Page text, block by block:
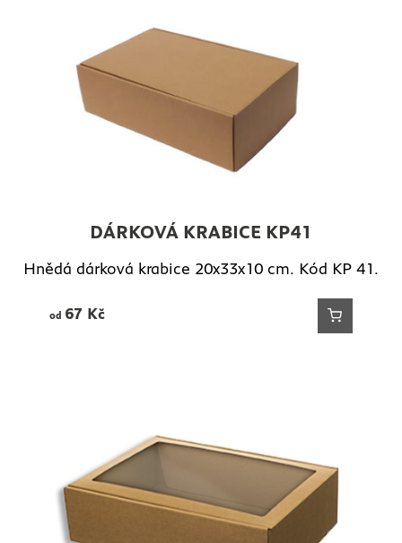
DÁRKOVÁ KRABICE KP41
Hnědá dárková krabice 20x33x10 cm. Kód KP 41.
od 67 Kč